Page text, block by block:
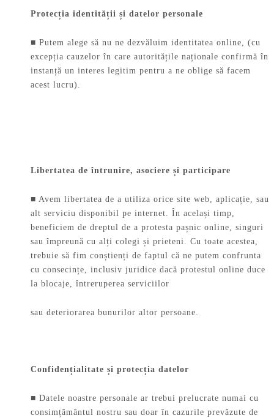
Protecția identității și datelor personale
■ Putem alege să nu ne dezvăluim identitatea online, (cu
excepția cauzelor în care autoritățile naționale confirmă în
instanță un interes legitim pentru a ne oblige să facem
acest lucru).
Libertatea de întrunire, asociere și participare
■ Avem libertatea de a utiliza orice site web, aplicație, sau
alt serviciu disponibil pe internet. În același timp,
beneficiem de dreptul de a protesta pașnic online, singuri
sau împreună cu alți colegi și prieteni. Cu toate acestea,
trebuie să fim conștienți de faptul că ne putem confrunta
cu consecințe, inclusiv juridice dacă protestul online duce
la blocaje, întreruperea serviciilor
sau deteriorarea bunurilor altor persoane.
Confidențialitate și protecția datelor
■ Datele noastre personale ar trebui prelucrate numai cu
consimțământul nostru sau doar în cazurile prevăzute de